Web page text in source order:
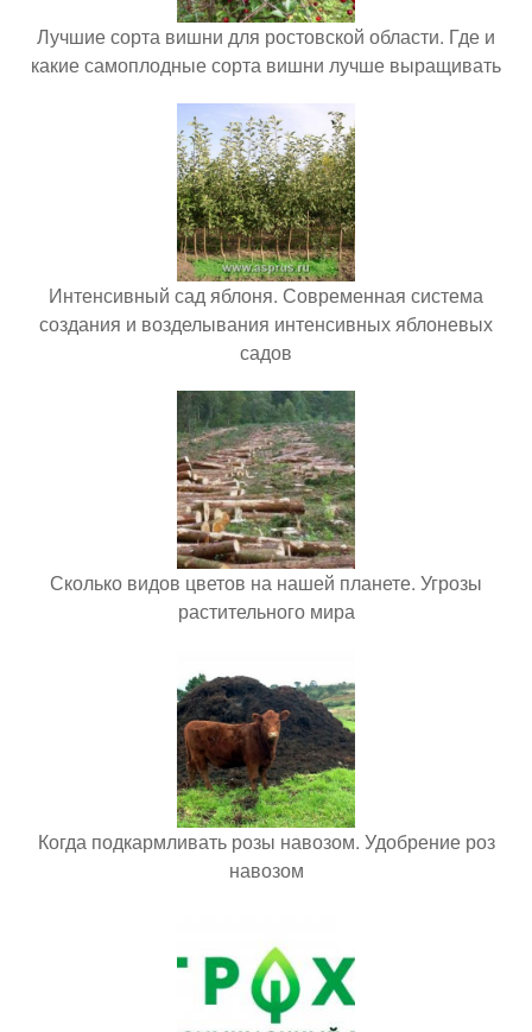
Лучшие сорта вишни для ростовской области. Где и
какие самоплодные сорта вишни лучше выращивать
Интенсивный сад яблоня. Современная система
создания и возделывания интенсивных яблоневых
садов
Сколько видов цветов на нашей планете. Угрозы
растительного мира
Когда подкармливать розы навозом. Удобрение роз
навозом